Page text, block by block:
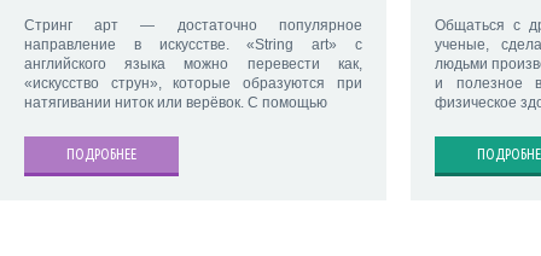
Стринг арт — достаточно популярное
направление в искусстве. «String art» с
английского языка можно перевести как,
«искусство струн», которые образуются при
натягивании ниток или верёвок. С помощью
ПОДРОБНЕЕ
Общаться с
ученые,
людьми
и полезное
физическое